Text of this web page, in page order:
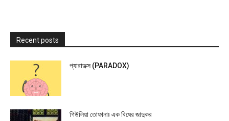
Recent posts
প্যারাডক্স (PARADOX)
গিউলিয়া তোফানাঃ এক বিষের জাদুকর